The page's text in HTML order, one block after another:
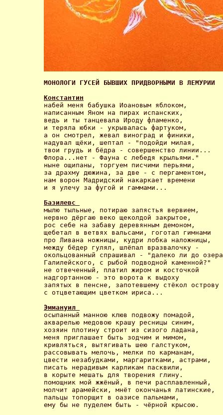
МОНОЛОГИ ГУСЕЙ БЫВШИХ ПРИДВОРНЫМИ В ЛЕМУРИИ
Константин
набей меня бабушка Иоановым яблоком,
написанным Яном на пирах испанских,
ведь и ты танцевала Ироду фламенко,
и теряла юбки - укрывалась фартуком,
а он смотрел, жевал виноград и финики,
надувал щёки, шептал - "подойди милая,
твои грудь и бёдра - совершенство линии...
Флора...нет - Фауна с лебедя крыльями."
ныне ощипаны, торгуем писчими перьями,
за драхму дюжина, за две - с пергаментом,
нам ворон Мадридский накаркает времени
и я улечу за фугой и гаммами...
Базилевс
мылю тыльные, потираю запястья вервием,
нервно дёргаю веко щеколдой закрытое,
рос себе на забаву деревянным демоном,
щебетал в ветвях вальсами, гоготал гимнами
про Ливана ножницы, кудри лобка наложницы,
между бёдер гулял, шлёпал вразвалочку -
окольцованный спрашивал - "далеко ли до озера
Галилейского, с рыбой подводной каменной?"
не отвеченный, платил жиром и косточкой
надгортанною - это ворота к выдоху
запятых в пенсне, запотевшему стёкол острову
с отцветающим цветком ириса...
Эммануил
осыпанный манною клюв подвожу помадой,
акварелью медовою крашу ресницы синим,
хозяин плотину строит из сизого ладана,
меня приглашает быть зодчим и мимом,
кривляться, вытягивать шею галстуком,
рассовывать мелочь, мелки по карманам,
цвести незабудками, маргаритками, астрами,
писать нерадивым карликам пасквили,
в корыте мешать для творения глину.
помощник мой жжёный, в печи расплавленный,
молчит арамейски, мнёт окончанья латинские,
пальцы топорщит в оазисе пальмами,
ему бы не пуделем быть - чёрной крысою.